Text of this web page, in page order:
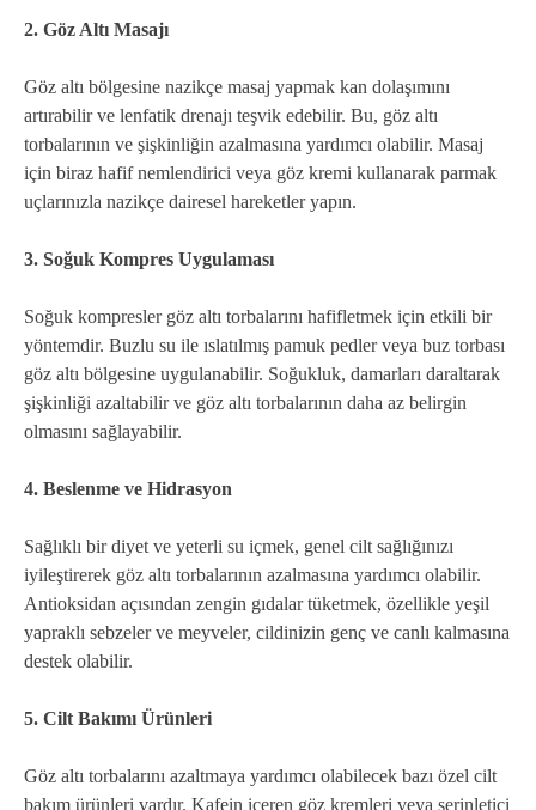
2. Göz Altı Masajı
Göz altı bölgesine nazikçe masaj yapmak kan dolaşımını
artırabilir ve lenfatik drenajı teşvik edebilir. Bu, göz altı
torbalarının ve şişkinliğin azalmasına yardımcı olabilir. Masaj
için biraz hafif nemlendirici veya göz kremi kullanarak parmak
uçlarınızla nazikçe dairesel hareketler yapın.
3. Soğuk Kompres Uygulaması
Soğuk kompresler göz altı torbalarını hafifletmek için etkili bir
yöntemdir. Buzlu su ile ıslatılmış pamuk pedler veya buz torbası
göz altı bölgesine uygulanabilir. Soğukluk, damarları daraltarak
şişkinliği azaltabilir ve göz altı torbalarının daha az belirgin
olmasını sağlayabilir.
4. Beslenme ve Hidrasyon
Sağlıklı bir diyet ve yeterli su içmek, genel cilt sağlığınızı
iyileştirerek göz altı torbalarının azalmasına yardımcı olabilir.
Antioksidan açısından zengin gıdalar tüketmek, özellikle yeşil
yapraklı sebzeler ve meyveler, cildinizin genç ve canlı kalmasına
destek olabilir.
5. Cilt Bakımı Ürünleri
Göz altı torbalarını azaltmaya yardımcı olabilecek bazı özel cilt
bakım ürünleri vardır. Kafein içeren göz kremleri veya serinletici